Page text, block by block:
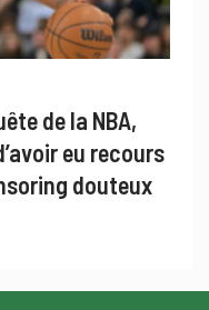
de la NBA,
eu recours
douteux